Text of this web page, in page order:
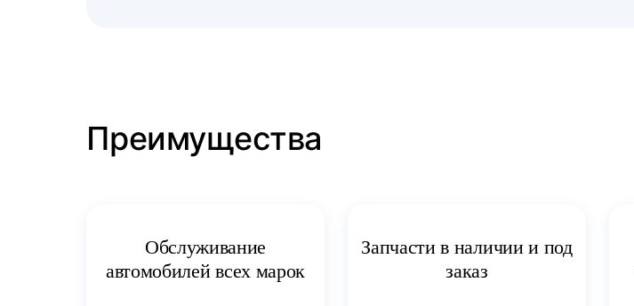
Преимущества
Обслуживание
автомобилей всех марок
Запчасти в наличии и под
заказ